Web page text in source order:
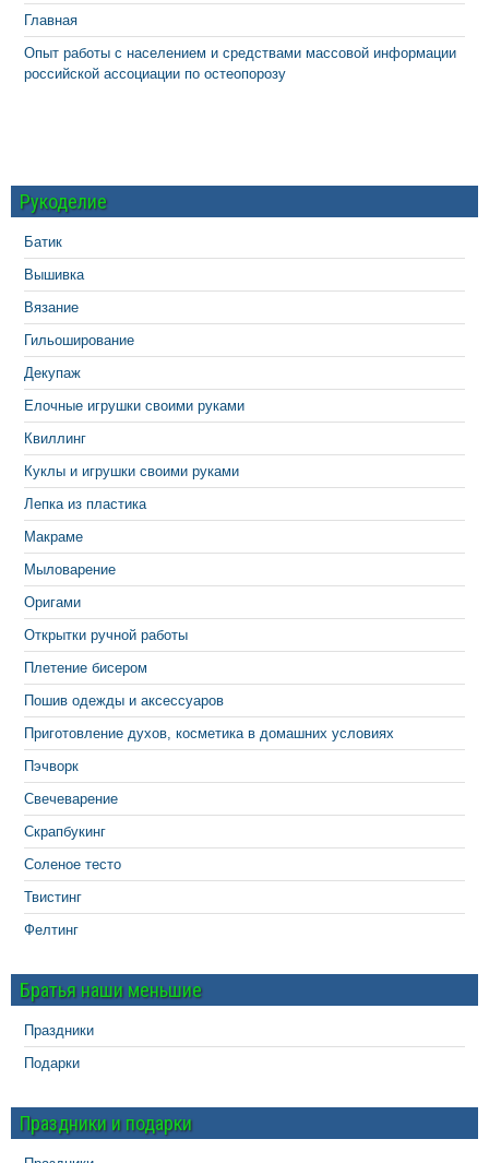
Главная
Опыт работы с населением и средствами массовой информации
российской ассоциации по остеопорозу
Рукоделие
Батик
Вышивка
Вязание
Гильоширование
Декупаж
Елочные игрушки своими руками
Квиллинг
Куклы и игрушки своими руками
Лепка из пластика
Макраме
Мыловарение
Оригами
Открытки ручной работы
Плетение бисером
Пошив одежды и аксессуаров
Приготовление духов, косметика в домашних условиях
Пэчворк
Свечеварение
Скрапбукинг
Соленое тесто
Твистинг
Фелтинг
Братья наши меньшие
Праздники
Подарки
Праздники и подарки